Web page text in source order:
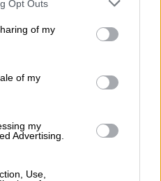
behaviour. You may click to
and its third-party tags to
purposes in below Google
Opt Outs
of my
of my
my
Advertising.
Use,